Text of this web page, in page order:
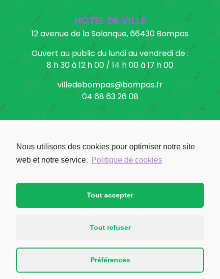
HÔTEL DE VILLE
12 avenue de la Salanque, 66430 Bompas
Ouvert au public du lundi au vendredi de :
8 h 30 à 12 h 00 / 14 h 00 à 17 h 00
villedebompas@bompas.fr
04 68 63 26 08
Facebook: Ville de Bompas
© Bompas 2026 - Réalisé par l'
Mentions légales-Politique de confidentialité
Nous utilisons des cookies pour optimiser notre site
web et notre service.
Politique de cookies
Tout accepter
Tout refuser
Préférences